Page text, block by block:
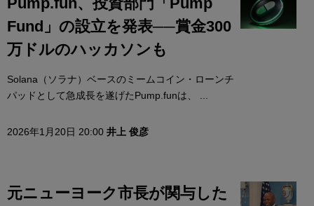
Fund」の設立を発表──賞金300
万ドルのハッカソンも
Solana（ソラナ）ベースのミームコイン・ローンチ
パッドとして急成長を遂げたPump.funは、 ...
2026年1月20日 20:00 井上 俊彦
元ニューヨーク市長が関与した